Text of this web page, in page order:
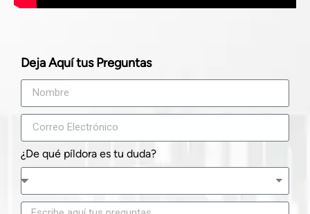
Deja Aquí tus Preguntas
¿De qué píldora es tu duda?